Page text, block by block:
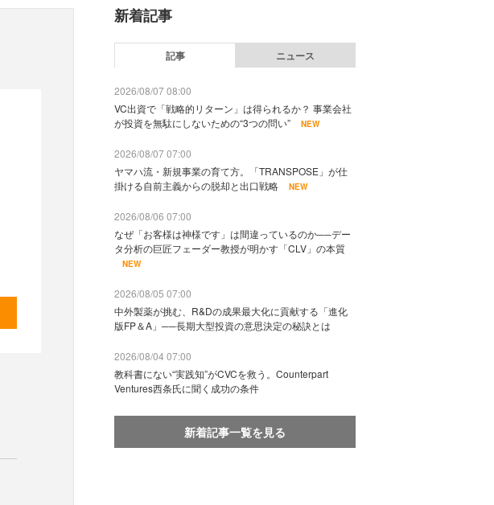
新着記事
記事 ニュース
2026/08/07 08:00
VC出資で「戦略的リターン」は得られるか？ 事業会社
が投資を無駄にしないための“3つの問い”
NEW
2026/08/07 07:00
ヤマハ流・新規事業の育て方。「TRANSPOSE」が仕
掛ける自前主義からの脱却と出口戦略
NEW
2026/08/06 07:00
なぜ「お客様は神様です」は間違っているのか──デー
タ分析の巨匠フェーダー教授が明かす「CLV」の本質
NEW
2026/08/05 07:00
中外製薬が挑む、R&Dの成果最大化に貢献する「進化
版FP＆A」──長期大型投資の意思決定の秘訣とは
2026/08/04 07:00
教科書にない“実践知”がCVCを救う。Counterpart
Ventures西条氏に聞く成功の条件
新着記事一覧を見る